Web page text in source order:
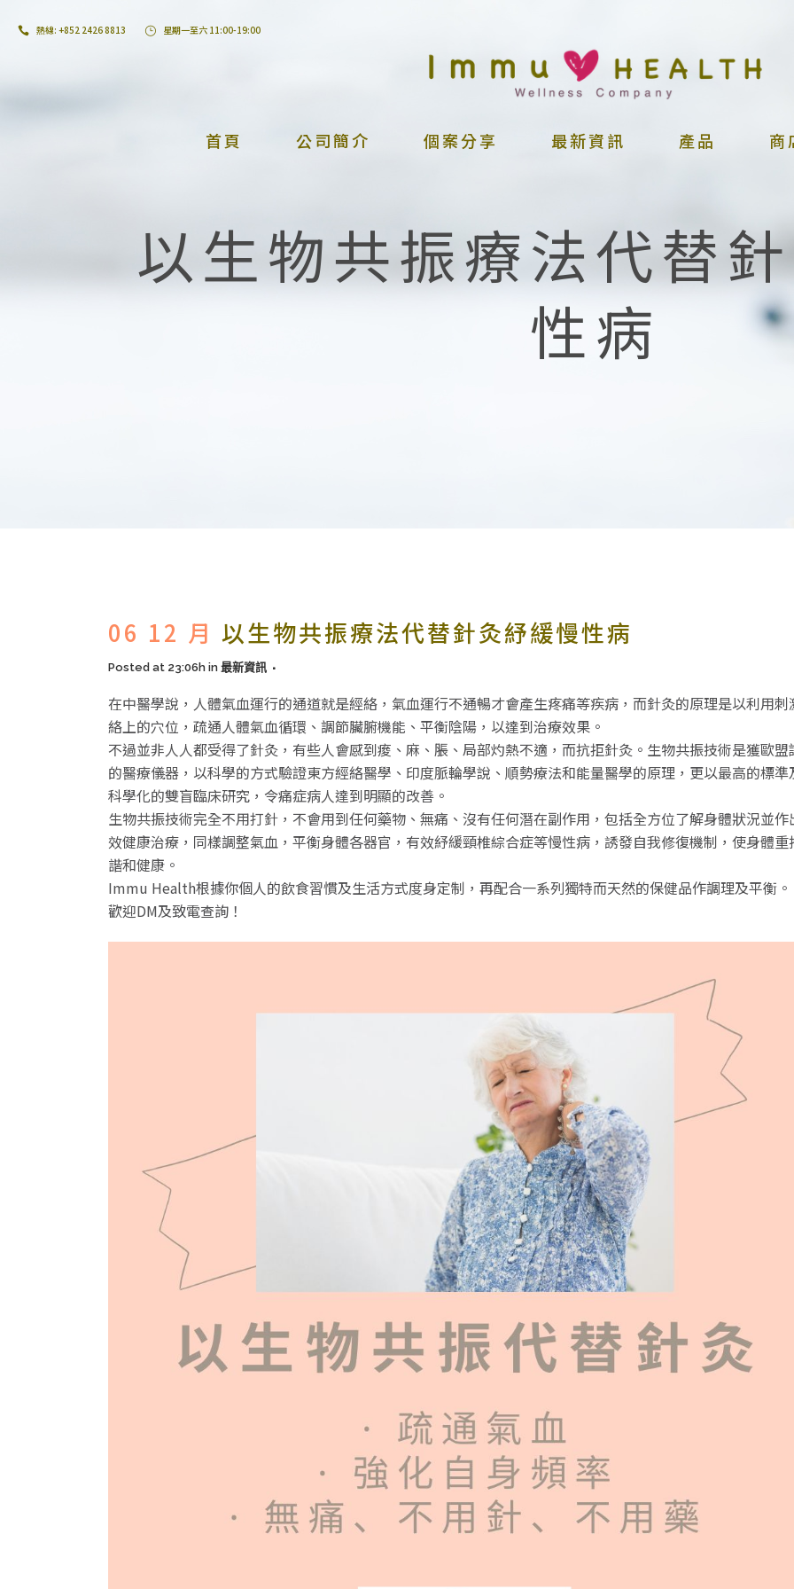
熱線: +852 2426 8813 星期一至六 11:00-19:00
首頁 公司簡介 個案分享 最新資訊 產品 商
以生物共振療法代替
性病
06 12 月 以生物共振療法代替針灸紓緩慢性病
Posted at 23:06h in 最新資訊
在中醫學說，人體氣血運行的通道就是經絡，氣血運行不通暢才會產生疼痛等疾病，而針灸的原理是以利用刺
絡上的穴位，疏通人體氣血循環、調節臟腑機能、平衡陰陽，以達到治療效果。
不過並非人人都受得了針灸，有些人會感到痠、麻、脹、局部灼熱不適，而抗拒針灸。生物共振技術是獲歐盟
的醫療儀器，以科學的方式驗證東方經絡醫學、印度脈輪學說、順勢療法和能量醫學的原理，更以最高的標準
科學化的雙盲臨床研究，令痛症病人達到明顯的改善。
生物共振技術完全不用打針，不會用到任何藥物、無痛、沒有任何潛在副作用，包括全方位了解身體狀況並作
效健康治療，同樣調整氣血，平衡身體各器官，有效紓緩頸椎綜合症等慢性病，誘發自我修復機制，使身體重
諧和健康。
Immu Health根據你個人的飲食習慣及生活方式度身定制，再配合一系列獨特而天然的保健品作調理及平衡。
歡迎DM及致電查詢！